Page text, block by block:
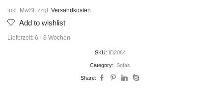
inkl. MwSt. zzgl. Versandkosten
Add to wishlist
Lieferzeit: 6 - 8 Wochen
SKU: ID2064
Category: Sofas
Share: